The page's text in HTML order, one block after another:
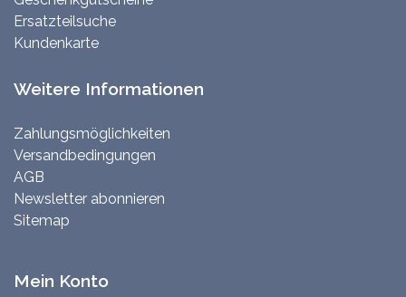
Ersatzteilsuche
Kundenkarte
Weitere Informationen
Zahlungsmöglichkeiten
Versandbedingungen
AGB
Newsletter abonnieren
Sitemap
Mein Konto